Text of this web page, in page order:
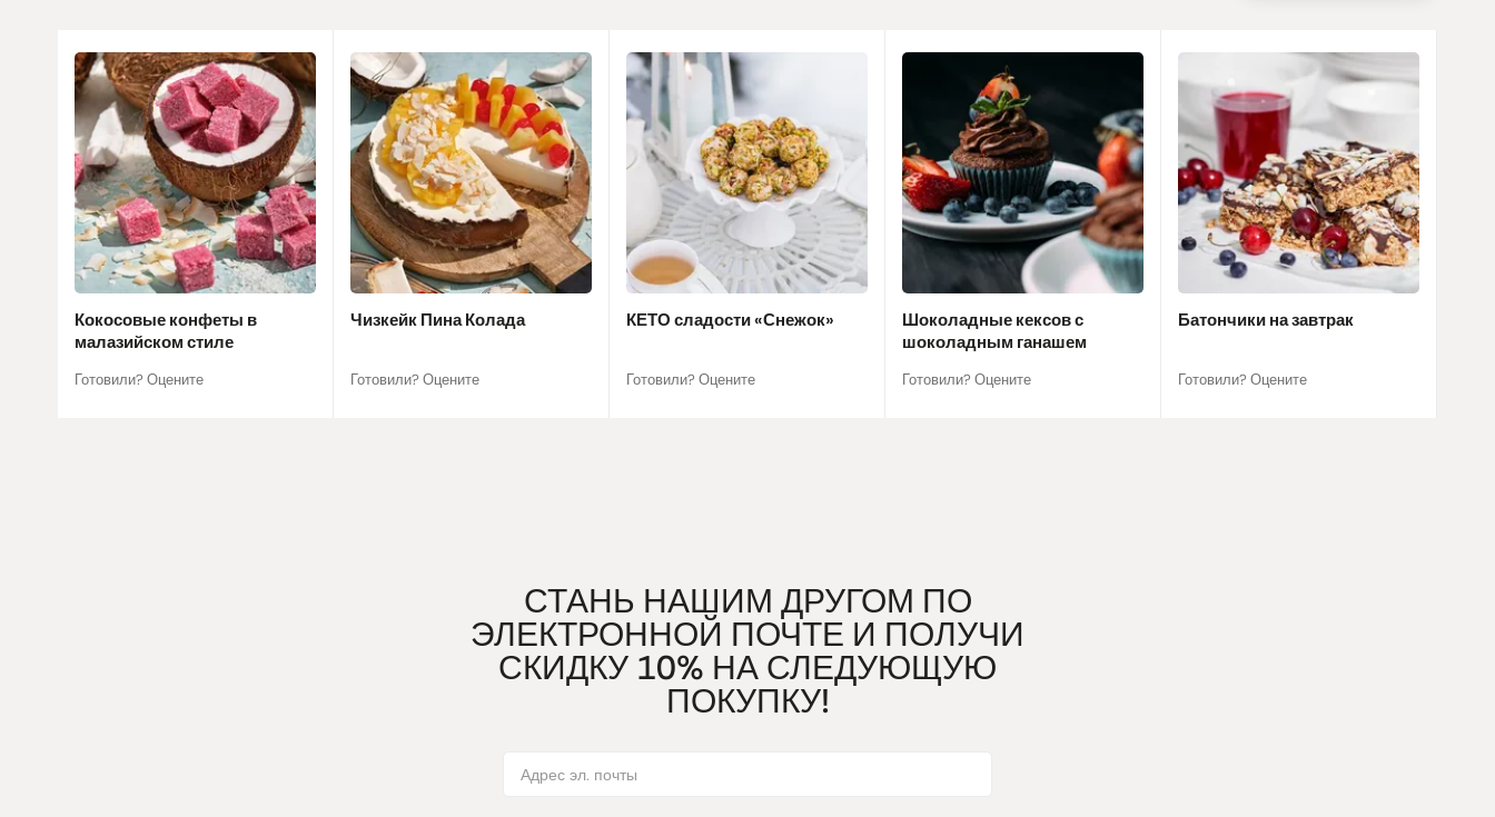
Кокосовые конфеты в
малазийском стиле
Готовили? Оцените
Чизкейк Пина Колада
Готовили? Оцените
КЕТО сладости «Снежок»
Готовили? Оцените
Шоколадные кексов с
шоколадным ганашем
Готовили? Оцените
Батончики на завтрак
Готовили? Оцените
СТАНЬ НАШИМ ДРУГОМ ПО
ЭЛЕКТРОННОЙ ПОЧТЕ И ПОЛУЧИ
СКИДКУ 10% НА СЛЕДУЮЩУЮ
ПОКУПКУ!